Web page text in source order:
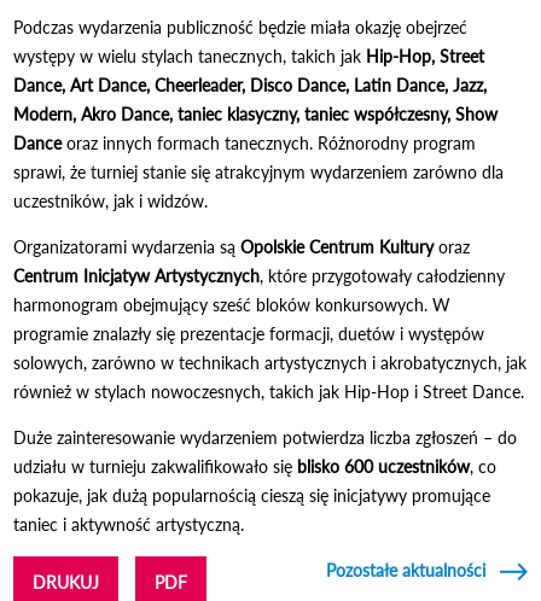
Podczas wydarzenia publiczność będzie miała okazję obejrzeć
występy w wielu stylach tanecznych, takich jak Hip-Hop, Street
Dance, Art Dance, Cheerleader, Disco Dance, Latin Dance, Jazz,
Modern, Akro Dance, taniec klasyczny, taniec współczesny, Show
Danceoraz innych formach tanecznych. Różnorodny program
sprawi, że turniej stanie się atrakcyjnym wydarzeniem zarówno dla
uczestników, jak i widzów.
Organizatorami wydarzenia sąOpolskie Centrum Kulturyoraz
Centrum Inicjatyw Artystycznych, które przygotowały całodzienny
harmonogram obejmujący sześć bloków konkursowych. W
programie znalazły się prezentacje formacji, duetów i występów
solowych, zarówno w technikach artystycznych i akrobatycznych, jak
również w stylach nowoczesnych, takich jak Hip-Hop i Street Dance.
Duże zainteresowanie wydarzeniem potwierdza liczba zgłoszeń – do
udziału w turnieju zakwalifikowało się blisko 600 uczestników, co
pokazuje, jak dużą popularnością cieszą się inicjatywy promujące
taniec i aktywność artystyczną.
DRUKUJ PDF
Pozostałe aktualności